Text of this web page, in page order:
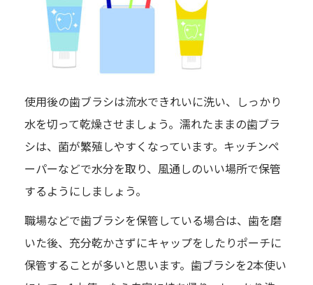
使用後の歯ブラシは流水できれいに洗い、しっかり
水を切って乾燥させましょう。濡れたままの歯ブラ
シは、菌が繁殖しやすくなっています。キッチンペ
ーパーなどで水分を取り、風通しのいい場所で保管
するようにしましょう。
職場などで歯ブラシを保管している場合は、歯を磨
いた後、充分乾かさずにキャップをしたりポーチに
保管することが多いと思います。歯ブラシを2本使い